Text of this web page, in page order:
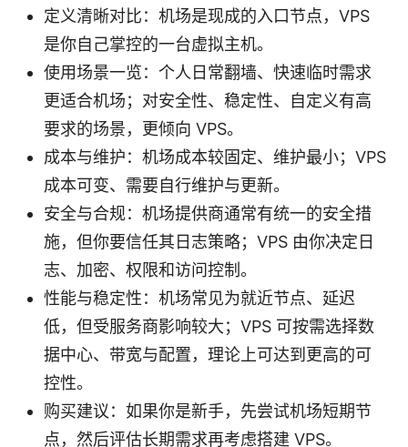
定义清晰对比：机场是现成的入口节点，VPS
是你自己掌控的一台虚拟主机。
使用场景一览：个人日常翻墙、快速临时需求
更适合机场；对安全性、稳定性、自定义有高
要求的场景，更倾向 VPS。
成本与维护：机场成本较固定、维护最小；VPS
成本可变、需要自行维护与更新。
安全与合规：机场提供商通常有统一的安全措
施，但你要信任其日志策略；VPS 由你决定日
志、加密、权限和访问控制。
性能与稳定性：机场常见为就近节点、延迟
低，但受服务商影响较大；VPS 可按需选择数
据中心、带宽与配置，理论上可达到更高的可
控性。
购买建议：如果你是新手，先尝试机场短期节
点，然后评估长期需求再考虑搭建 VPS。